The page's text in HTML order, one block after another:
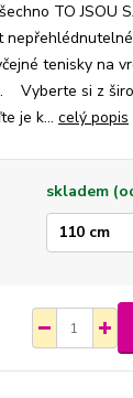
TO JSOU
tenisky na
Vyberte si z
je k... celý popis
skladem